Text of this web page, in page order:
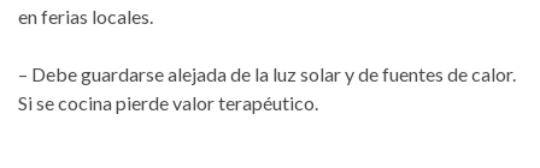
en ferias locales.
– Debe guardarse alejada de la luz solar y de fuentes de calor.
Si se cocina pierde valor terapéutico.